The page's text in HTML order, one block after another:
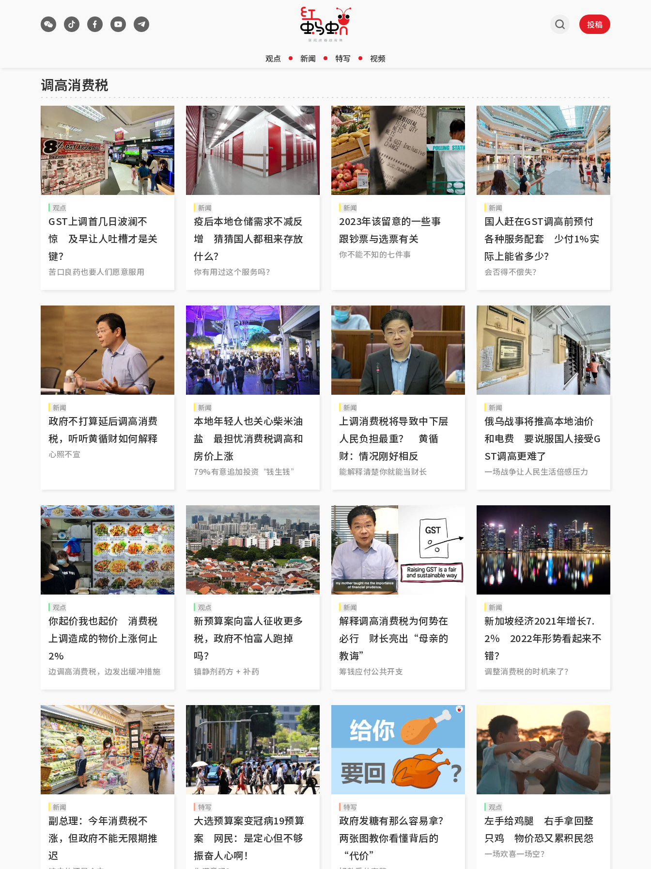
投稿
观点 新闻 特写 视频
调高消费税
观点
GST上调首几日波澜不
惊 及早让人吐槽才是关
键？
苦口良药也要人们愿意服用
新闻
疫后本地仓储需求不减反
增 猜猜国人都租来存放
什么？
你有用过这个服务吗？
新闻
2023年该留意的一些事
跟钞票与选票有关
你不能不知的七件事
新闻
国人赶在GST调高前预付
各种服务配套 少付1%实
际上能省多少？
会否得不偿失？
新闻
政府不打算延后调高消费
税，听听黄循财如何解释
心照不宣
新闻
本地年轻人也关心柴米油
盐 最担忧消费税调高和
房价上涨
79%有意追加投资“钱生钱”
新闻
上调消费税将导致中下层
人民负担最重？ 黄循
财：情况刚好相反
能解释清楚你就能当财长
新闻
俄乌战事将推高本地油价
和电费 要说服国人接受G
ST调高更难了
一场战争让人民生活倍感压力
观点
你起价我也起价 消费税
上调造成的物价上涨何止
2%
边调高消费税，边发出缓冲措施
观点
新预算案向富人征收更多
税，政府不怕富人跑掉
吗？
镇静剂药方 + 补药
新闻
解释调高消费税为何势在
必行 财长亮出“母亲的
教诲”
筹钱应付公共开支
新闻
新加坡经济2021年增长7.
2％ 2022年形势看起来不
错？
调整消费税的时机来了？
新闻
副总理：今年消费税不
涨，但政府不能无限期推
迟
特写
大选预算案变冠病19预算
案 网民：是定心但不够
振奋人心啊！
特写
政府发糖有那么容易拿？
两张图教你看懂背后的
“代价”
观点
左手给鸡腿 右手拿回整
只鸡 物价恐又累积民怨
一场欢喜一场空？